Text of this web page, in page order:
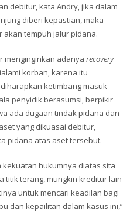
debitur, kata Andry, jika dalam
diberi kepastian, maka
akan tempuh jalur pidana.
menginginkan adanya recovery
korban, karena itu
ketimbang masuk
penyidik berasumsi, berpikir
ada dugaan tindak pidana dan
yang dikuasai debitur,
pidana atas aset tersebut.
kekuatan hukumnya diatas sita
titik terang, mungkin kreditur lain
untuk mencari keadilan bagi
dan kepailitan dalam kasus ini,”